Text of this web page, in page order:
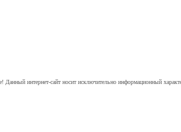
интернет-сайт носит исключительно информационный